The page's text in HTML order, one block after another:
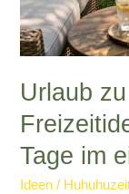
Urlaub
Tage im
Ideen /